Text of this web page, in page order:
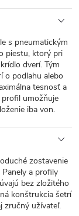
s pneumatickým
piestu, ktorý pri
dverí. Tým
o podlahu alebo
tesnosť a
umožňuje
iba von.
zostavenie
a profily
bez zložitého
konštrukcia šetrí
zručný užívateľ.